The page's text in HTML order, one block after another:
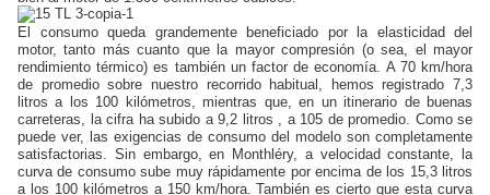
El consumo queda grandemente beneficiado por la elasticidad del
motor, tanto más cuanto que la mayor compresión (o sea, el mayor
rendimiento térmico) es también un factor de economía. A 70 km/hora
de promedio sobre nuestro recorrido habitual, hemos registrado 7,3
litros a los 100 kilómetros, mientras que, en un itinerario de buenas
carreteras, la cifra ha subido a 9,2 litros , a 105 de promedio. Como se
puede ver, las exigencias de consumo del modelo son completamente
satisfactorias. Sin embargo, en Monthléry, a velocidad constante, la
curva de consumo sube muy rápidamente por encima de los 15,3 litros
a los 100 kilómetros a 150 km/hora. También es cierto que esta curva